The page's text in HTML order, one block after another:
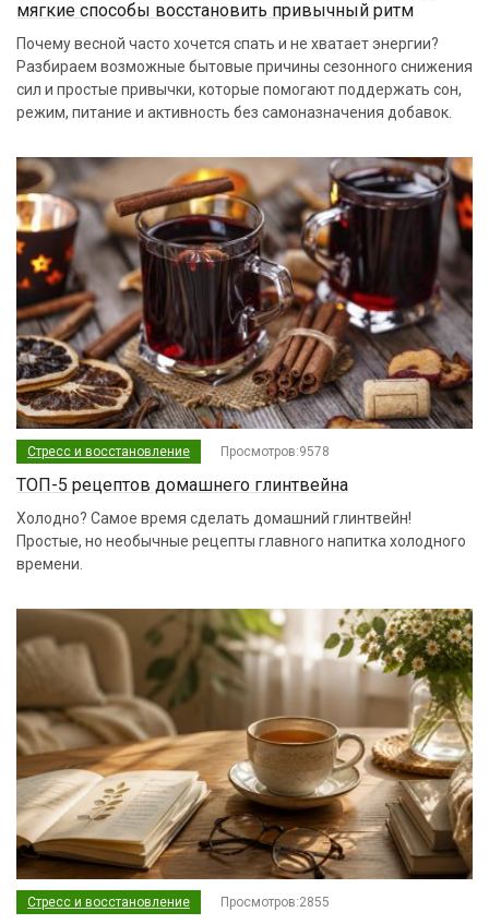
мягкие способы восстановить привычный ритм
Почему весной часто хочется спать и не хватает энергии?
Разбираем возможные бытовые причины сезонного снижения
сил и простые привычки, которые помогают поддержать сон,
режим, питание и активность без самоназначения добавок.
Стресс и восстановление Просмотров:9578
ТОП-5 рецептов домашнего глинтвейна
Холодно? Самое время сделать домашний глинтвейн!
Простые, но необычные рецепты главного напитка холодного
времени.
Стресс и восстановление Просмотров:2855